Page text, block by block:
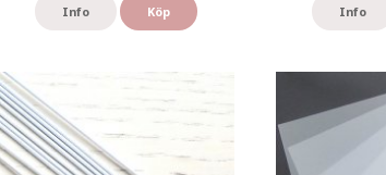
Info Köp Info